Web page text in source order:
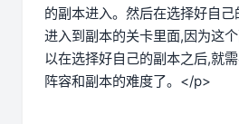
的副本进入。然后在选择好自
进入到副本的关卡里面,因为这
以在选择好自己的副本之后,就
阵容和副本的难度了。</p>